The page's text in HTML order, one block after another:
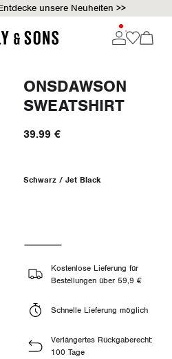
unsere Neuheiten >>
ONSDAWSON
SWEATSHIRT
39.99 €
Schwarz / Jet Black
Kostenlose Lieferung für
Bestellungen über 59,9 €
Schnelle Lieferung möglich
Verlängertes Rückgaberecht:
100 Tage